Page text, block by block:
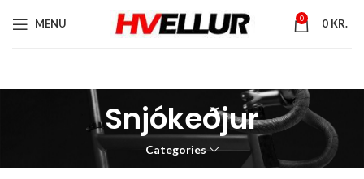
MENU 0 0 KR.
Snjókeðjur
Categories